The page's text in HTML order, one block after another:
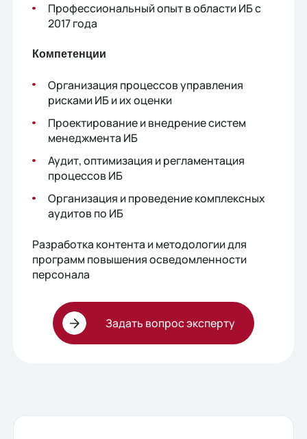
Задать вопрос эксперту
Профессиональный опыт в области ИБ с
2017 года
Компетенции
Организация процессов управления
рисками ИБ и их оценки
Проектирование и внедрение систем
менеджмента ИБ
Аудит, оптимизация и регламентация
процессов ИБ
Организация и проведение комплексных
аудитов по ИБ
Разработка контента и методологии для
программ повышения осведомленности
персонала